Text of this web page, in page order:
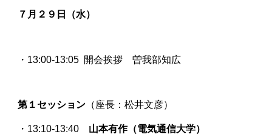
７月２９日（水）
・13:00-13:05 開会挨拶 曽我部知広
第１セッション （座長：松井文彦）
・13:10-13:40 山本有作（電気通信大学）